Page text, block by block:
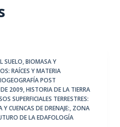
SUELO,BIOMASA Y
RAÍCES Y MATERIA
POST
2009,HISTORIA DE LA TIERRA
SUPERFICIALES TERRESTRES:
CUENCAS DE DRENAJE:, ZONA
DE LA EDAFOLOGÍA